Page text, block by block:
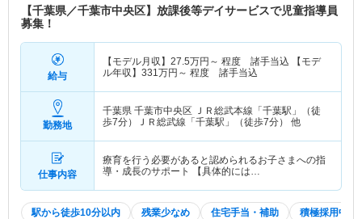
【千葉県／千葉市中央区】放課後等デイサービスで児童指導員
募集！
給与
【モデル月収】 27.5万円～ 程度 諸手当込 【モデ
ル年収】 331万円～ 程度 諸手当込
勤務地
千葉県 千葉市中央区 ＪＲ総武本線「千葉駅」（徒
歩7分）ＪＲ総武線「千葉駅」（徒歩7分） 他
仕事内容
療育を行う必要があると認められるお子さまへの指
導・成長のサポート 【具体的には…
駅から徒歩10分以内 残業少なめ 住宅手当・補助 積極採用中